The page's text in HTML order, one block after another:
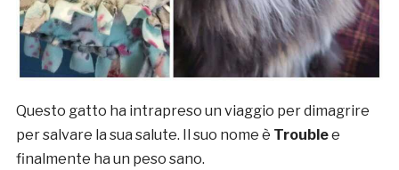
Questo gatto ha intrapreso un viaggio per dimagrire
per salvare la sua salute. Il suo nome è Troublee
finalmente ha un peso sano.